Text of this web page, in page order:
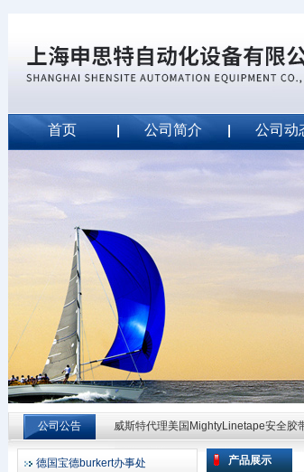
上海申思特自动化设备有限公司
首页 公司简介 公司动
公司公告
威斯特代理美国MightyLinetape安全胶
威斯特代理美国MightyLinetape安全胶
威斯特代理美国MightyLinetape安全胶带
德国宝德burkert办事处 产品展示